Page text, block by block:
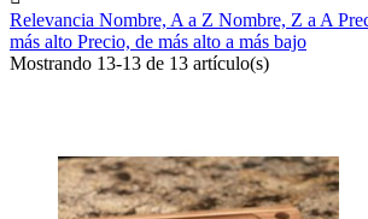
Relevancia Nombre, A a Z Nombre, Z a A
más alto Precio, de más alto a más bajo
Mostrando 13-13 de 13 artículo(s)